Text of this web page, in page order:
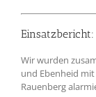
Einsatzbericht:
Wir wurden
und Ebenheid
Rauenberg